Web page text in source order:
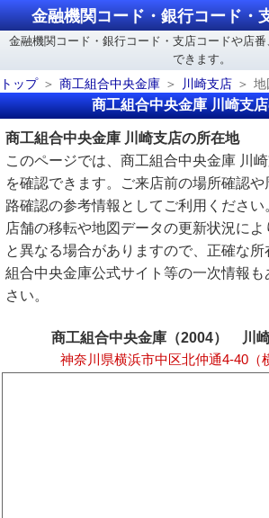
金融機関コード・銀行コード・
金融機関コード・銀行コード・支店コードや店
できます。
トップ
商工組合中央金庫 川崎支店 地
商工組合中央金庫 川崎支
商工組合中央金庫 川崎支店の所在地
このページでは、商工組合中央金庫 川
を確認できます。ご来店前の場所確認
路確認の参考情報としてご利用ください
店舗の移転や地図データの更新状況に
と異なる場合がありますので、正確な
組合中央金庫公式サイト等の一次情報
さい。
商工組合中央金庫（2004） 川崎
神奈川県横浜市中区北仲通4-40（